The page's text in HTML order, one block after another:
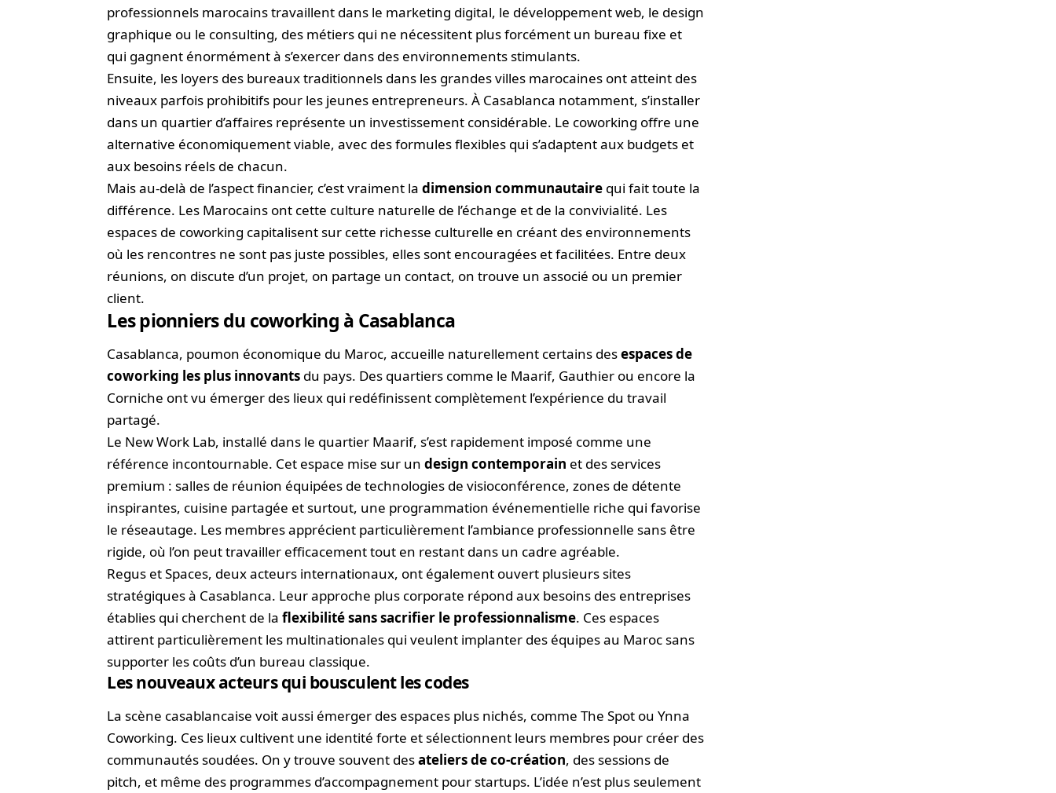
professionnels marocains travaillent dans le marketing digital, le développement web, le design
graphique ou le consulting, des métiers qui ne nécessitent plus forcément un bureau fixe et
qui gagnent énormément à s’exercer dans des environnements stimulants.
Ensuite, les loyers des bureaux traditionnels dans les grandes villes marocaines ont atteint des
niveaux parfois prohibitifs pour les jeunes entrepreneurs. À Casablanca notamment, s’installer
dans un quartier d’affaires représente un investissement considérable. Le coworking offre une
alternative économiquement viable, avec des formules flexibles qui s’adaptent aux budgets et
aux besoins réels de chacun.
Mais au-delà de l’aspect financier, c’est vraiment ladimension communautaire qui fait toute la
différence. Les Marocains ont cette culture naturelle de l’échange et de la convivialité. Les
espaces de coworking capitalisent sur cette richesse culturelle en créant des environnements
où les rencontres ne sont pas juste possibles, elles sont encouragées et facilitées. Entre deux
réunions, on discute d’un projet, on partage un contact, on trouve un associé ou un premier
client.
Les pionniers du coworking à Casablanca
Casablanca, poumon économique du Maroc, accueille naturellement certains desespaces de
coworking les plus innovants du pays. Des quartiers comme le Maarif, Gauthier ou encore la
Corniche ont vu émerger des lieux qui redéfinissent complètement l’expérience du travail
partagé.
Le New Work Lab, installé dans le quartier Maarif, s’est rapidement imposé comme une
référence incontournable. Cet espace mise sur undesign contemporain et des services
premium : salles de réunion équipées de technologies de visioconférence, zones de détente
inspirantes, cuisine partagée et surtout, une programmation événementielle riche qui favorise
le réseautage. Les membres apprécient particulièrement l’ambiance professionnelle sans être
rigide, où l’on peut travailler efficacement tout en restant dans un cadre agréable.
Regus et Spaces, deux acteurs internationaux, ont également ouvert plusieurs sites
stratégiques à Casablanca. Leur approche plus corporate répond aux besoins des entreprises
établies qui cherchent de laflexibilité sans sacrifier le professionnalisme. Ces espaces
attirent particulièrement les multinationales qui veulent implanter des équipes au Maroc sans
supporter les coûts d’un bureau classique.
Les nouveaux acteurs qui bousculent les codes
La scène casablancaise voit aussi émerger des espaces plus nichés, comme The Spot ou Ynna
Coworking. Ces lieux cultivent une identité forte et sélectionnent leurs membres pour créer des
communautés soudées. On y trouve souvent desateliers de co-création, des sessions de
pitch, et même des programmes d’accompagnement pour startups. L’idée n’est plus seulement